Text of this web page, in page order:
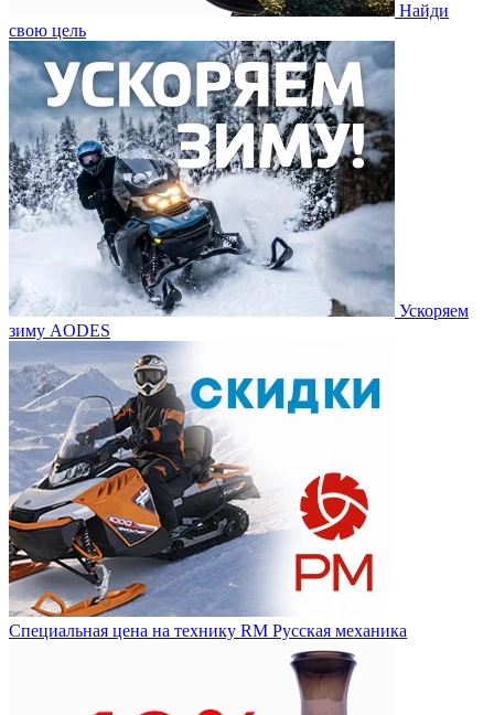
Найди
свою цель
Ускоряем
зиму AODES
Специальная цена на технику RM Русская механика